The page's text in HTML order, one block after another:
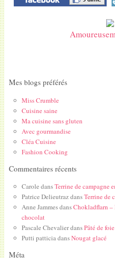
Mes blogs préférés
Miss Crumble
Cuisine saine
Ma cuisine sans gluten
Avec gourmandise
Cléa Cuisine
Fashion Cooking
Commentaires récents
Carole dansTerrine de campagne
Patrice DelieutrazdansTerrine de
Anne JammesdansChokladflarn –
chocolat
Pascale ChevalierdansPâté de
Putti patticiadansNougat glacé
Méta